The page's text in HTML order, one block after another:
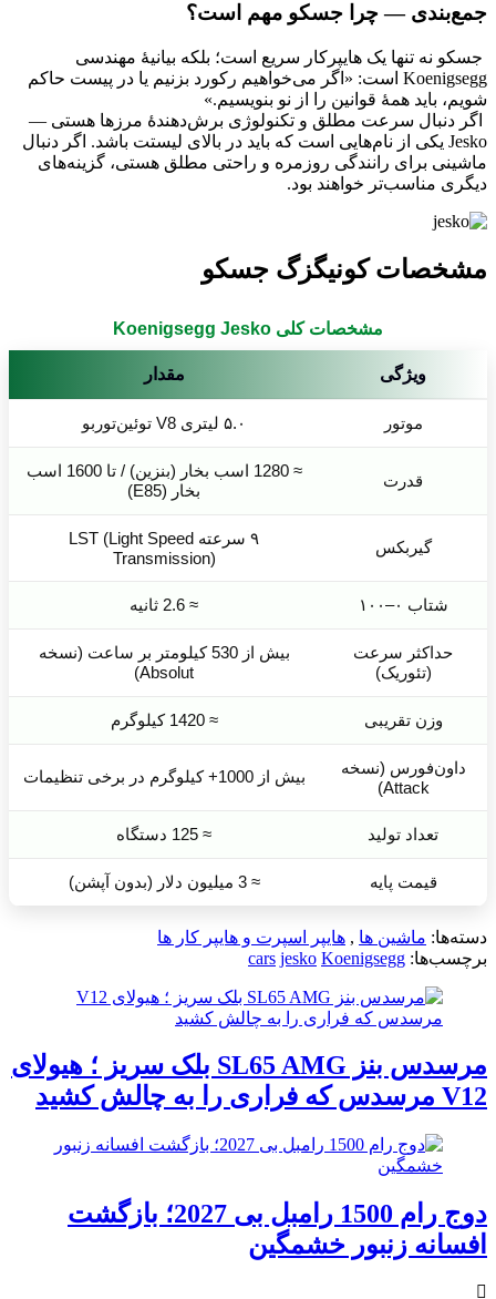
جمع‌بندی — چرا جسکو مهم است؟
جسکو نه تنها یک هایپرکار سریع است؛ بلکه بیانیهٔ مهندسی
Koenigsegg است: «اگر می‌خواهیم رکورد بزنیم یا در پیست حاکم
شویم، باید همهٔ قوانین را از نو بنویسیم.»
اگر دنبال سرعت مطلق و تکنولوژی برش‌دهندهٔ مرزها هستی —
Jesko یکی از نام‌هایی است که باید در بالای لیستت باشد. اگر دنبال
ماشینی برای رانندگی روزمره و راحتی مطلق هستی، گزینه‌های
دیگری مناسب‌تر خواهند بود.
مشخصات کونیگزگ جسکو
مشخصات کلی Koenigsegg Jesko
ویژگی مقدار
موتور ۵.۰ لیتری V8 توئین‌توربو
قدرت
≈ 1280 اسب بخار (بنزین) / تا 1600 اسب
بخار (E85)
گیربکس
۹ سرعته LST (Light Speed
Transmission)
شتاب ۰–۱۰۰ ≈ 2.6 ثانیه
حداکثر سرعت
(تئوریک)
بیش از 530 کیلومتر بر ساعت (نسخه
Absolut)
وزن تقریبی ≈ 1420 کیلوگرم
داون‌فورس (نسخه
Attack)
بیش از 1000+ کیلوگرم در برخی تنظیمات
تعداد تولید ≈ 125 دستگاه
قیمت پایه ≈ 3 میلیون دلار (بدون آپشن)
دسته‌ها: ماشین ها , هایپر اسپرت و هایپر کار ها
برچسب‌ها:
cars jesko Koenigsegg
مرسدس بنز SL65 AMG بلک سریز ؛ هیولای
V12 مرسدس که فراری را به چالش کشید
دوج رام 1500 رامبل بی 2027؛ بازگشت
افسانه زنبور خشمگین